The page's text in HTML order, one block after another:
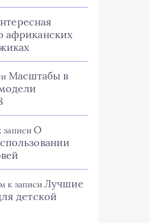
африканских
Масштабы в
записи О
к записиЛучшие
детской